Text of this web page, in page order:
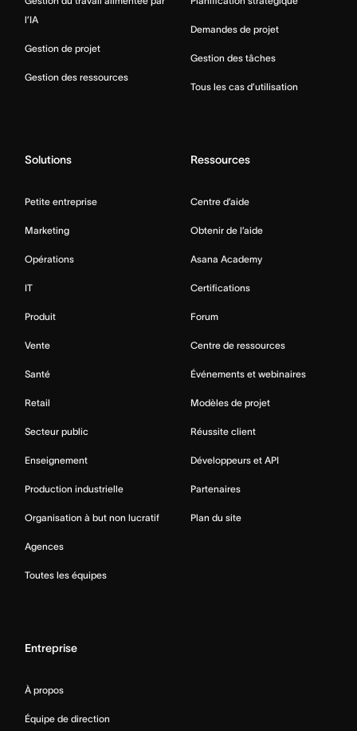
l’IA
Gestion de projet
Gestion des ressources
Demandes de projet
Gestion des tâches
Tous les cas d’utilisation
Solutions
Petite entreprise
Marketing
Opérations
IT
Produit
Vente
Santé
Retail
Secteur public
Enseignement
Production industrielle
Organisation à but non lucratif
Agences
Toutes les équipes
Ressources
Centre d’aide
Obtenir de l’aide
Asana Academy
Certifications
Forum
Centre de ressources
Événements et webinaires
Modèles de projet
Réussite client
Développeurs et API
Partenaires
Plan du site
Entreprise
À propos
Équipe de direction